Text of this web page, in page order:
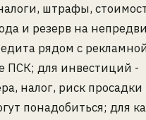
штрафы,
и резерв на
рядом с
ПСК; для инвестиций -
налог, риск просадки
понадобиться; для